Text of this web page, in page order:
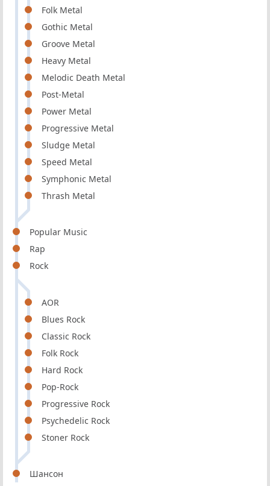
Folk Metal
Gothic Metal
Groove Metal
Heavy Metal
Melodic Death Metal
Post-Metal
Power Metal
Progressive Metal
Sludge Metal
Speed Metal
Symphonic Metal
Thrash Metal
Popular Music
Rap
Rock
AOR
Blues Rock
Classic Rock
Folk Rock
Hard Rock
Pop-Rock
Progressive Rock
Psychedelic Rock
Stoner Rock
Шансон